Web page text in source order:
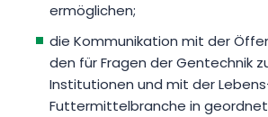
ermöglichen;
die Kommunikation mit der
den für Fragen der Gentechnik
Institutionen und mit der
Futtermittelbranche in